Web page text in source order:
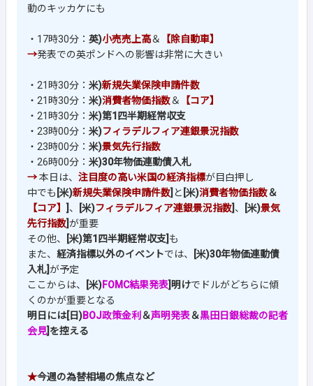
動のキッカケにも
・17時30分： 英)小売売上高＆
【除自動車】
→発表での英ポンドへの影響は非常に大きい
・21時30分： 米)新規失業保険申請件数
・21時30分： 米)消費者物価指数＆
【コア】
・21時30分： 米)第1四半期経常収支
・23時00分： 米)フィラデルフィア連銀景況指数
・23時00分： 米)景気先行指数
・26時00分： 米)30年物価連動債入札
→本日は、 注目度の高い米国の経済指標が目白押し
中でも [米)新規失業保険申請件数] と [米)消費者物価指数＆
【コア】 ] 、 [米)フィラデルフィア連銀景況指数] 、 [米)景気
先行指数]が重要
その他、
[米)第1四半期経常収支] も
また、 経済指標以外のイベントでは、
[米)30年物価連動債
入札]が予定
ここからは、
[米)FOMC結果発表]明けでドルがどちらに傾
くのかが重要となる
明日には[日)BOJ政策金利 ＆声明発表＆黒田日銀総裁の記者
会見]を控える
★今週の為替相場の焦点など